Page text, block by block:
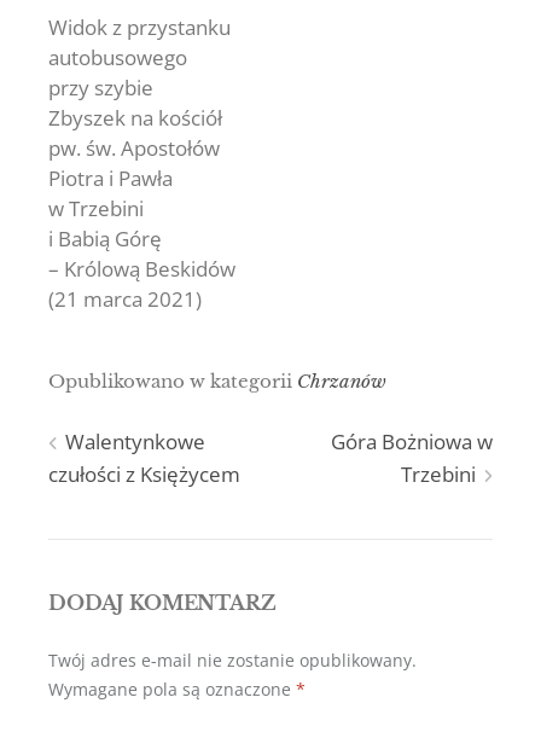
Widok z przystanku
autobusowego
przy szybie
Zbyszek na kościół
pw. św. Apostołów
Piotra i Pawła
w Trzebini
i Babią Górę
– Królową Beskidów
(21 marca 2021)
Opublikowano w kategorii Chrzanów
Nawigacja
Walentynkowe
czułości z Księżycem
Góra Bożniowa w
Trzebini
DODAJ KOMENTARZ
Twój adres e-mail nie zostanie opublikowany.
Wymagane pola są oznaczone *